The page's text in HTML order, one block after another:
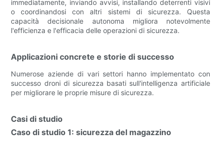
immediatamente, inviando avvisi, installando deterrenti visivi
o coordinandosi con altri sistemi di sicurezza. Questa
capacità decisionale autonoma migliora notevolmente
l'efficienza e l'efficacia delle operazioni di sicurezza.
Applicazioni concrete e storie di successo
Numerose aziende di vari settori hanno implementato con
successo droni di sicurezza basati sull'intelligenza artificiale
per migliorare le proprie misure di sicurezza.
Casi di studio
Caso di studio 1: sicurezza del magazzino